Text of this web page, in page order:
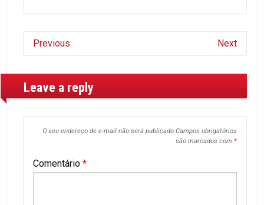
Previous Next
Leave a reply
O seu endereço de e-mail não será publicado.Campos obrigatórios
são marcados com *
Comentário *